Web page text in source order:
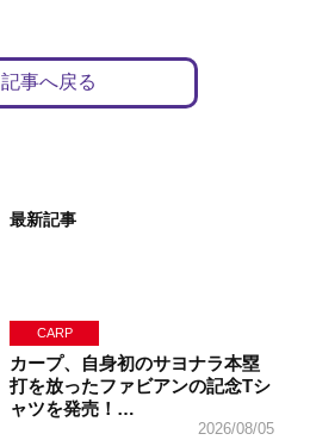
記事へ戻る
最新記事
CARP
カープ、自身初のサヨナラ本塁
打を放ったファビアンの記念Tシ
ャツを発売！…
2026/08/05